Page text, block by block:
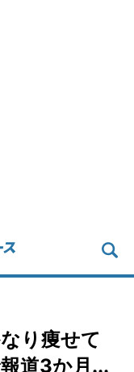
り痩せて
道3か月...